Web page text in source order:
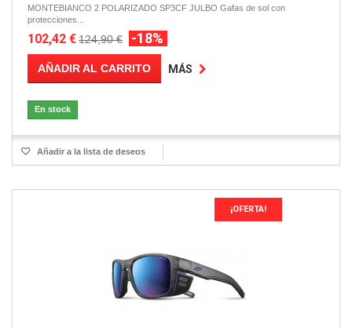
MONTEBIANCO 2 POLARIZADO SP3CF JULBO Gafas de sol con
protecciones...
102,42 €124,90 € -18%
AÑADIR AL CARRITO MÁS
En stock
Añadir a la lista de deseos
¡OFERTA!